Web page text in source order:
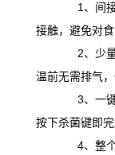
1、间接
接触，避免对
2、少量
温前无需排气
3、一键
按下杀菌键即完
4、整个